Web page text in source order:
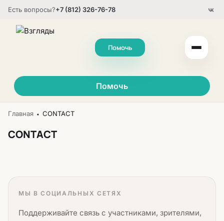
Есть вопросы?+7 (812) 326-76-78
Помочь
Помочь
Главная • CONTACT
CONTACT
МЫ В СОЦИАЛЬНЫХ СЕТЯХ
Поддерживайте связь с участниками, зрителями,